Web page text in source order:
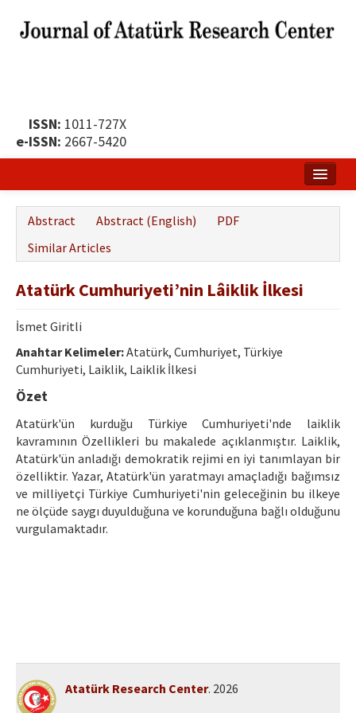
ISSN: 1011-727X
e-ISSN: 2667-5420
Publication Policy
Boards of the Journal
Publication Principles
Ethical Principles
Author's Guide
Refereeing Guide
Contact Us
Abstract Abstract (English)
PDF
Similar Articles
Atatürk Cumhuriyeti’nin Lâiklik İlkesi
İsmet Giritli
Anahtar Kelimeler:Atatürk, Cumhuriyet, Türkiye
Cumhuriyeti, Laiklik, Laiklik İlkesi
Özet
Atatürk'ün kurduğu Türkiye Cumhuriyeti'nde laiklik
kavramının Özellikleri bu makalede açıklanmıştır. Laiklik,
Atatürk'ün anladığı demokratik rejimi en iyi tanımlayan bir
özelliktir. Yazar, Atatürk'ün yaratmayı amaçladığı bağımsız
ve milliyetçi Türkiye Cumhuriyeti'nin geleceğinin bu ilkeye
ne ölçüde saygı duyulduğuna ve korunduğuna bağlı olduğunu
vurgulamaktadır.
Atatürk Research Center. 2026